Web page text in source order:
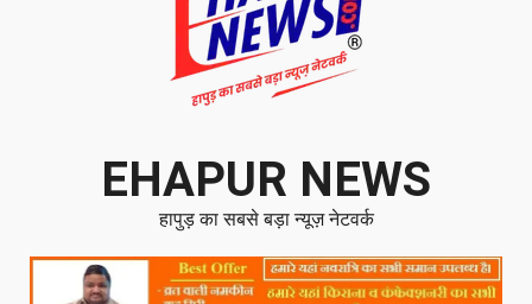
EHAPUR NEWS
हापुड़ का सबसे बड़ा न्यूज़ नेटवर्क